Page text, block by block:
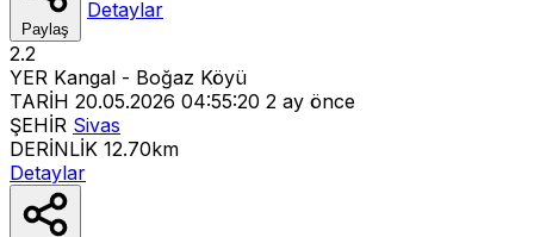
Paylaş
Detaylar
2.2
YER Kangal - Boğaz Köyü
TARİH 20.05.2026 04:55:20 2 ay önce
ŞEHİR Sivas
DERİNLİK 12.70km
Detaylar